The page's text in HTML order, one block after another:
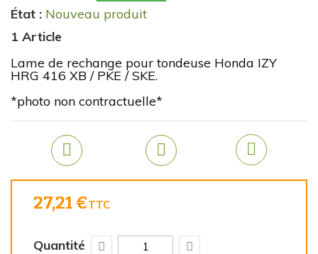
État : Nouveau produit
1 Article
Lame de rechange pour tondeuse Honda IZY
HRG 416 XB / PKE / SKE.
*photo non contractuelle*
27,21 €TTC
Quantité